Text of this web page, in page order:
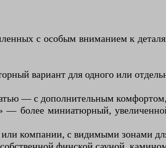
с особым вниманием к
вариант для одного или
— с дополнительным
— более миниатюрный,
компании, с видимыми зонами